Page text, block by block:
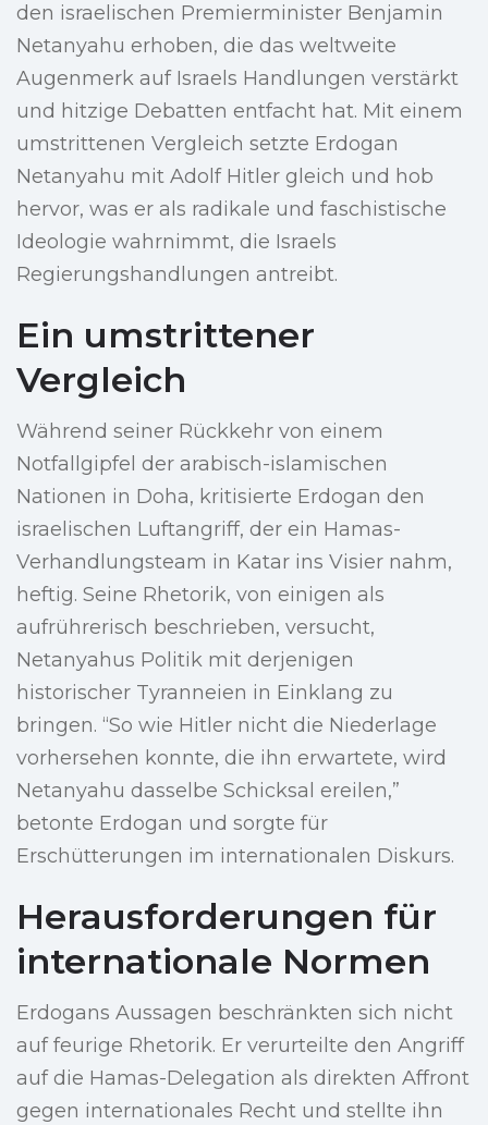
den israelischen Premierminister Benjamin
Netanyahu erhoben, die das weltweite
Augenmerk auf Israels Handlungen verstärkt
und hitzige Debatten entfacht hat. Mit einem
umstrittenen Vergleich setzte Erdogan
Netanyahu mit Adolf Hitler gleich und hob
hervor, was er als radikale und faschistische
Ideologie wahrnimmt, die Israels
Regierungshandlungen antreibt.
Ein umstrittener
Vergleich
Während seiner Rückkehr von einem
Notfallgipfel der arabisch-islamischen
Nationen in Doha, kritisierte Erdogan den
israelischen Luftangriff, der ein Hamas-
Verhandlungsteam in Katar ins Visier nahm,
heftig. Seine Rhetorik, von einigen als
aufrührerisch beschrieben, versucht,
Netanyahus Politik mit derjenigen
historischer Tyranneien in Einklang zu
bringen. “So wie Hitler nicht die Niederlage
vorhersehen konnte, die ihn erwartete, wird
Netanyahu dasselbe Schicksal ereilen,”
betonte Erdogan und sorgte für
Erschütterungen im internationalen Diskurs.
Herausforderungen für
internationale Normen
Erdogans Aussagen beschränkten sich nicht
auf feurige Rhetorik. Er verurteilte den Angriff
auf die Hamas-Delegation als direkten Affront
gegen internationales Recht und stellte ihn